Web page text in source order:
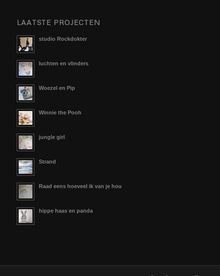
LAATSTE PROJECTEN
studio Rockdokter
luchten en vlinders
Woezel en Pip
Winnie the Pooh
jungle girl
Strand
Raad eens hoeveel ik van je hou
hippe haas en panda